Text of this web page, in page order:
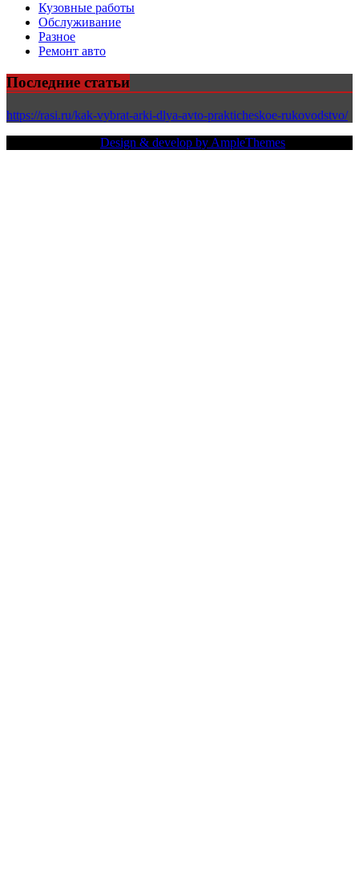
Кузовные работы
Обслуживание
Разное
Ремонт авто
Последние статьи
https://rasi.ru/kak-vybrat-arki-dlya-avto-prakticheskoe-rukovodstvo/
Design & develop by AmpleThemes